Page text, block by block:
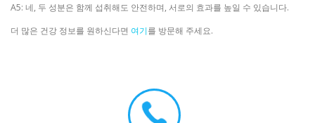
A5: 네, 두 성분은 함께 섭취해도 안전하며, 서로의 효과를 높일 수 있습니다.
더 많은 건강 정보를 원하신다면 여기를 방문해 주세요.